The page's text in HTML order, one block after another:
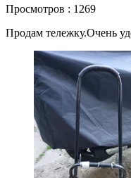
Просмотров : 1269
Продам тележку.Очень